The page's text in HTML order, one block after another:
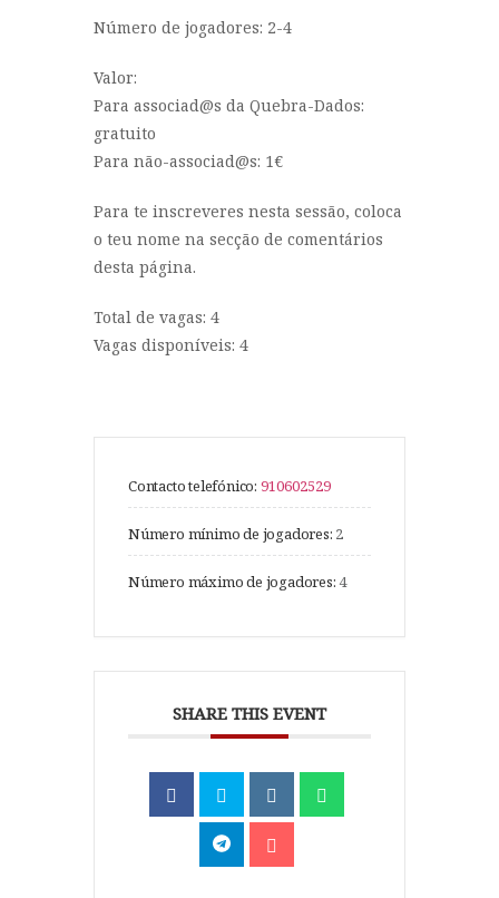
Número de jogadores: 2-4
Valor:
Para associad@s da Quebra-Dados:
gratuito
Para não-associad@s: 1€
Para te inscreveres nesta sessão, coloca
o teu nome na secção de comentários
desta página.
Total de vagas: 4
Vagas disponíveis: 4
Contacto telefónico: 910602529
Número mínimo de jogadores: 2
Número máximo de jogadores:4
SHARE THIS EVENT